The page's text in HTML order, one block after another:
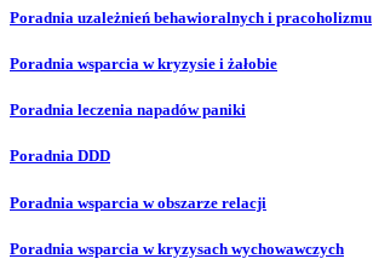
Poradnia uzależnień behawioralnych i pracoholizmu
Poradnia wsparcia w kryzysie i żałobie
Poradnia leczenia napadów paniki
Poradnia DDD
Poradnia wsparcia w obszarze relacji
Poradnia wsparcia w kryzysach wychowawczych